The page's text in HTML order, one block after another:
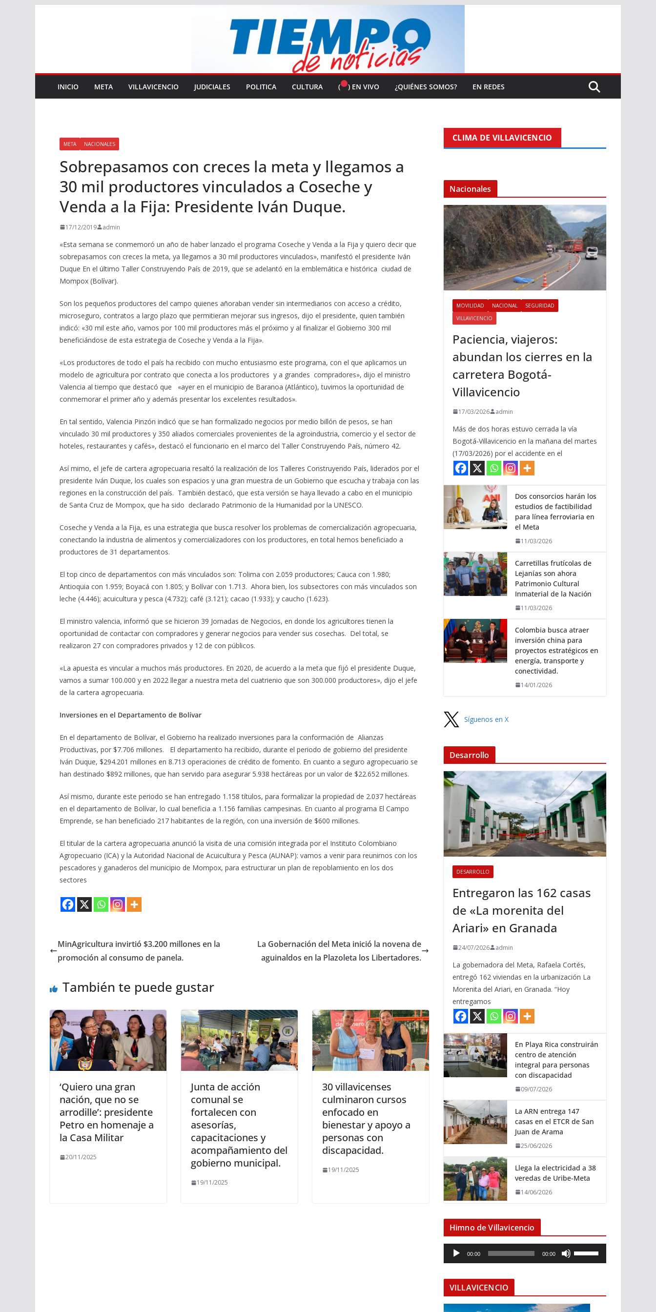
INICIO META VILLAVICENCIO JUDICIALES POLITICA CULTURA ( ) EN VIVO ¿QUIÉNES SOMOS? EN REDES
META NACIONALES
Sobrepasamos con creces la meta y llegamos a
30 mil productores vinculados a Coseche y
Venda a la Fija: Presidente Iván Duque.
17/12/2019 admin
«Esta semana se conmemoró un año de haber lanzado el programa Coseche y Venda a la Fija y quiero decir que
sobrepasamos con creces la meta, ya llegamos a 30 mil productores vinculados», manifestó el presidente Iván
Duque En el último Taller Construyendo País de 2019, que se adelantó en la emblemática e histórica ciudad de
Mompox (Bolívar).
Son los pequeños productores del campo quienes añoraban vender sin intermediarios con acceso a crédito,
microseguro, contratos a largo plazo que permitieran mejorar sus ingresos, dijo el presidente, quien también
indicó: «30 mil este año, vamos por 100 mil productores más el próximo y al finalizar el Gobierno 300 mil
beneficiándose de esta estrategia de Coseche y Venda a la Fija».
«Los productores de todo el país ha recibido con mucho entusiasmo este programa, con el que aplicamos un
modelo de agricultura por contrato que conecta a los productores y a grandes compradores», dijo el ministro
Valencia al tiempo que destacó que «ayer en el municipio de Baranoa (Atlántico), tuvimos la oportunidad de
conmemorar el primer año y además presentar los excelentes resultados».
En tal sentido, Valencia Pinzón indicó que se han formalizado negocios por medio billón de pesos, se han
vinculado 30 mil productores y 350 aliados comerciales provenientes de la agroindustria, comercio y el sector de
hoteles, restaurantes y cafés», destacó el funcionario en el marco del Taller Construyendo País, número 42.
Así mimo, el jefe de cartera agropecuaria resaltó la realización de los Talleres Construyendo País, liderados por el
presidente Iván Duque, los cuales son espacios y una gran muestra de un Gobierno que escucha y trabaja con las
regiones en la construcción del país. También destacó, que esta versión se haya llevado a cabo en el municipio
de Santa Cruz de Mompox, que ha sido declarado Patrimonio de la Humanidad por la UNESCO.
Coseche y Venda a la Fija, es una estrategia que busca resolver los problemas de comercialización agropecuaria,
conectando la industria de alimentos y comercializadores con los productores, en total hemos beneficiado a
productores de 31 departamentos.
El top cinco de departamentos con más vinculados son: Tolima con 2.059 productores; Cauca con 1.980;
Antioquia con 1.959; Boyacá con 1.805; y Bolívar con 1.713. Ahora bien, los subsectores con más vinculados son
leche (4.446); acuicultura y pesca (4.732); café (3.121); cacao (1.933); y caucho (1.623).
El ministro valencia, informó que se hicieron 39 Jornadas de Negocios, en donde los agricultores tienen la
oportunidad de contactar con compradores y generar negocios para vender sus cosechas. Del total, se
realizaron 27 con compradores privados y 12 de con públicos.
«La apuesta es vincular a muchos más productores. En 2020, de acuerdo a la meta que fijó el presidente Duque,
vamos a sumar 100.000 y en 2022 llegar a nuestra meta del cuatrienio que son 300.000 productores», dijo el jefe
de la cartera agropecuaria.
Inversiones en el Departamento de Bolívar
En el departamento de Bolívar, el Gobierno ha realizado inversiones para la conformación de Alianzas
Productivas, por $7.706 millones. El departamento ha recibido, durante el periodo de gobierno del presidente
Iván Duque, $294.201 millones en 8.713 operaciones de crédito de fomento. En cuanto a seguro agropecuario se
han destinado $892 millones, que han servido para asegurar 5.938 hectáreas por un valor de $22.652 millones.
Así mismo, durante este periodo se han entregado 1.158 títulos, para formalizar la propiedad de 2.037 hectáreas
en el departamento de Bolívar, lo cual beneficia a 1.156 familias campesinas. En cuanto al programa El Campo
Emprende, se han beneficiado 217 habitantes de la región, con una inversión de $600 millones.
El titular de la cartera agropecuaria anunció la visita de una comisión integrada por el Instituto Colombiano
Agropecuario (ICA) y la Autoridad Nacional de Acuicultura y Pesca (AUNAP): vamos a venir para reunirnos con los
pescadores y ganaderos del municipio de Mompox, para estructurar un plan de repoblamiento en los dos
sectores
MinAgricultura invirtió $3.200 millones en la
promoción al consumo de panela.
La Gobernación del Meta inició la novena de
aguinaldos en la Plazoleta los Libertadores.
También te puede gustar
‘Quiero una gran
nación, que no se
arrodille’: presidente
Petro en homenaje a
la Casa Militar
20/11/2025
Junta de acción
comunal se
fortalecen con
asesorías,
capacitaciones y
acompañamiento del
gobierno municipal.
19/11/2025
30 villavicenses
culminaron cursos
enfocado en
bienestar y apoyo a
personas con
discapacidad.
19/11/2025
CLIMA DE VILLAVICENCIO
Nacionales
MOVILIDAD NACIONAL
SEGURIDAD
VILLAVICENCIO
Paciencia, viajeros:
abundan los cierres en la
carretera Bogotá-
Villavicencio
17/03/2026 admin
Más de dos horas estuvo cerrada la vía
Bogotá-Villavicencio en la mañana del martes
(17/03/2026) por el accidente en el
Dos consorcios harán los
estudios de factibilidad
para línea ferroviaria en
el Meta
11/03/2026
Carretillas frutícolas de
Lejanías son ahora
Patrimonio Cultural
Inmaterial de la Nación
11/03/2026
Colombia busca atraer
inversión china para
proyectos estratégicos en
energía, transporte y
conectividad.
14/01/2026
Síguenos en X
Desarrollo
DESARROLLO
Entregaron las 162 casas
de «La morenita del
Ariari» en Granada
24/07/2026 admin
La gobernadora del Meta, Rafaela Cortés,
entregó 162 viviendas en la urbanización La
Morenita del Ariari, en Granada. “Hoy
entregamos
En Playa Rica construirán
centro de atención
integral para personas
con discapacidad
09/07/2026
La ARN entrega 147
casas en el ETCR de San
Juan de Arama
25/06/2026
Llega la electricidad a 38
veredas de Uribe-Meta
14/06/2026
Himno de Villavicencio
e
o
00:00 00:00
i
z
VILLAVICENCIO